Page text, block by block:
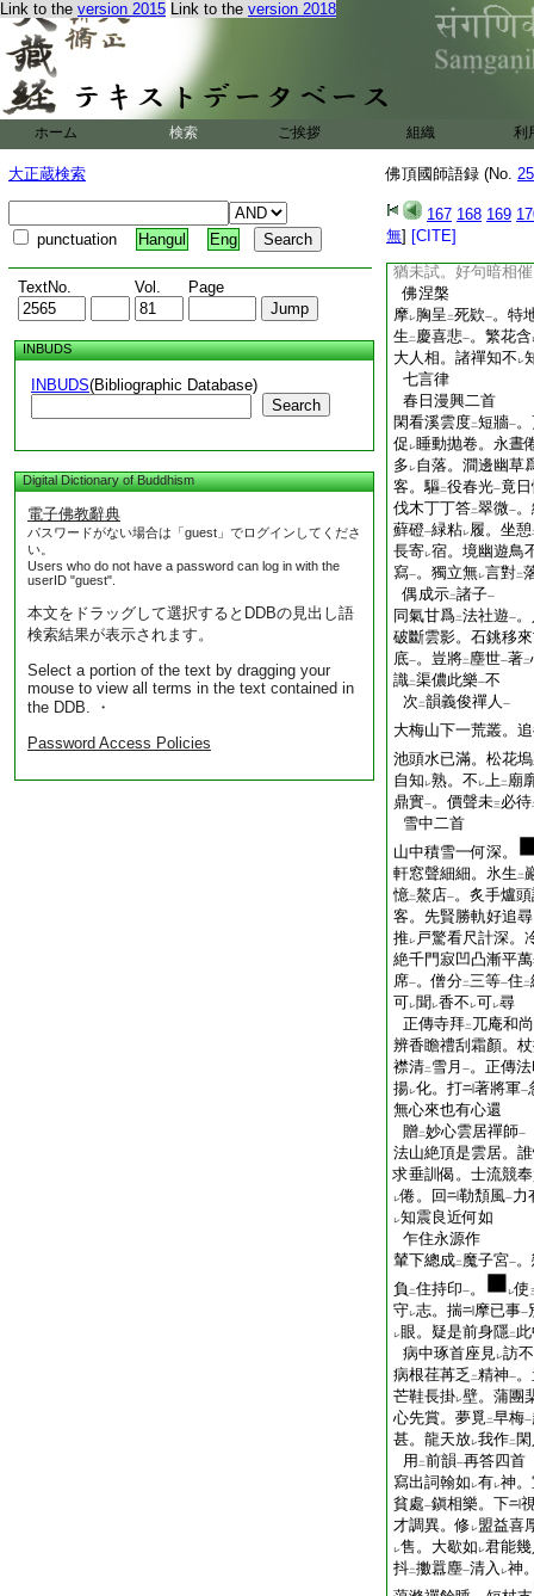
Link to the version 2015 Link to the version 2018
ホーム 検索 ご挨拶 組織 利
大正蔵検索
punctuation Hangul Eng
TextNo. Vol. Page
INBUDS
INBUDS(Bibliographic Database)
Search
Digital Dictionary of Buddhism
電子佛教辭典
パスワードがない場合は「guest」でログインしてくださ
い。
Users who do not have a password can log in with the
userID "guest".
本文をドラッグして選択するとDDBの見出し語
検索結果が表示されます。
Select a portion of the text by dragging your
mouse to view all terms in the text contained in
the DDB. ・
Password Access Policies
佛頂國師語録 (No.
167 168 169
無] [CITE]
來少。招レ誰話二寂寥
年年冬最苦。縛レ 屋
。洞雲
其四
盛冬幽寂地。白晝
秃木林。製レ 衾求
微徑 。未 嘗聞 □□
元旦
寒夢易二驚回
日照
巖臺
猶未試。好句暗相催
佛涅槃
摩レ胸呈 二死欵一。特
生 二 慶喜悲一。繁花含
大人相。諸禪知不 レ
七言律
春日漫興二首
閑看溪雲度二短牆一
促 レ睡動抛卷。永晝
多 レ自落。澗邊幽草
客。驅二役春光一竟
伐木丁丁答二翠微一
蘚磴一緑粘レ履。坐憩
長寄レ宿。境幽遊鳥
寫一。獨立無レ言對二
偶成示二諸子一
同氣甘爲二法社遊一
破斷雲影。石銚移
底一。豈將二塵世一著二
識二渠儂此樂一不
次 二韻義俊禪人 一
大梅山下一荒叢。追
池頭水已滿。松花
自知 レ熟。不 レ上二 廟
鼎實一。價聲未三必待
雪中二首
山中積雪一何深。
軒窓聲細細。氷生 二
憶二鰲店一。炙手爐
客。先賢勝軌好追尋
推レ 戸驚看尺計深。
絶千門寂凹凸漸平
席一。僧分二三等一住 二
可レ聞 レ香不 レ可レ尋
正傳寺拜二 兀庵和
辨香瞻禮刮霜顏。
襟清二 雪月 一。正傳
揚レ化。打 著將軍一
無心來也有心還
贈二妙心雲居禪師一
法山絶頂是雲居。
求垂訓偈。士流競
レ倦。回 勒頽風一力
レ知震良近何如
乍住永源作
輦下總成二 魔子宮一
負 二住持印一。 レ使
守レ志。揣 摩已事一
レ眼。疑是前身隱二
病中琢首座見レ訪不
病根荏苒乏 二精神一
芒鞋長掛レ壁。蒲團
心先賞。夢覓二早梅一
甚。龍天放レ我作二
用 二前韻一再答四首
寫出詞翰如 レ有レ神
貧處一鎭相樂。下
才調異。修 レ盟益喜
レ售。大歇如 レ君能
抖二擻囂塵一清入 レ神